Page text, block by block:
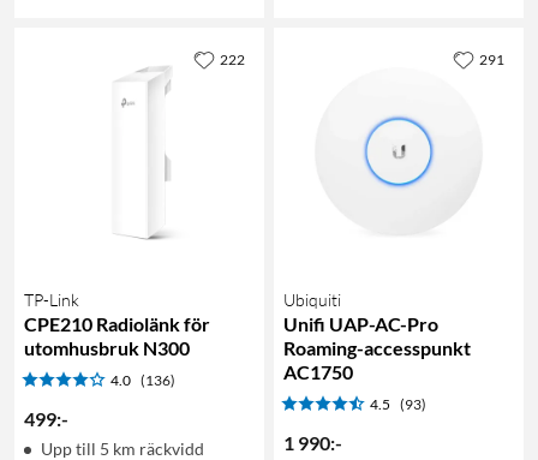
TP-Link
CPE210 Radiolänk för
utomhusbruk N300
4.0 (136)
499:-
Upp till 5 km räckvidd
222
Ubiquiti
Unifi UAP-AC-Pro
Roaming-accesspunkt
AC1750
4.5 (93)
1 990:-
291